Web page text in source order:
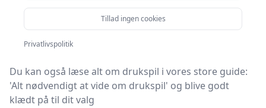
På vores liste finder du både de de bedste tilbud på
drukspil i 2025, produkter med gratis levering og
drukspil i førsteklasses kvalitet.
Du kan også læse alt om drukspil i vores store guide:
'Alt nødvendigt at vide om drukspil' og blive godt
klædt på til dit valg
Tillad ingen cookies
Privatlivspolitik